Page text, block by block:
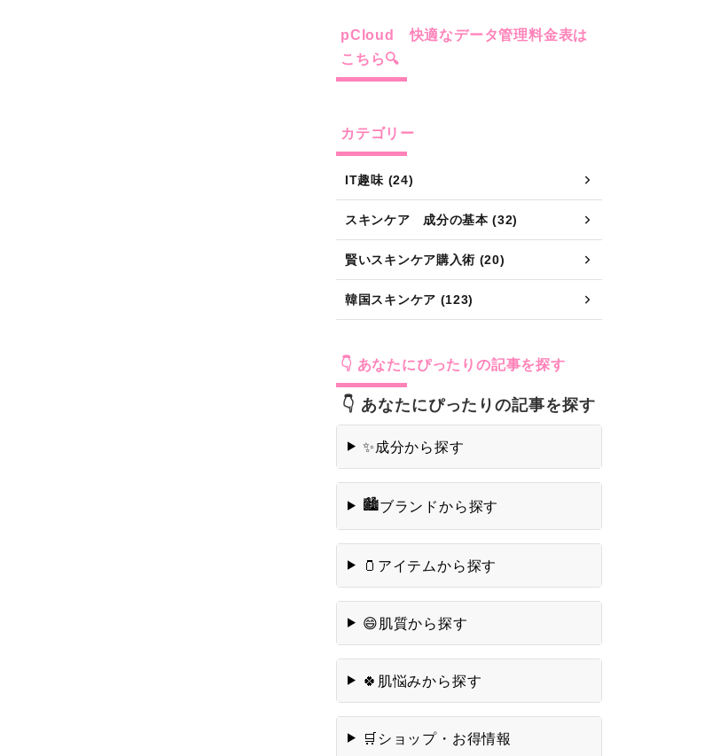
スキンケア 成分の基本 (32)
賢いスキンケア購入術 (20)
韓国スキンケア (123)
👇 あなたにぴったりの記事を探す
✨成分から探す
🏙️ブランドから探す
🫙アイテムから探す
😄肌質から探す
🍀肌悩みから探す
🛒ショップ・お得情報